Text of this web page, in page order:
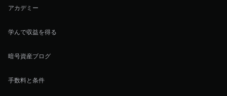
アカデミー
学んで収益を得る
暗号資産ブログ
手数料と条件